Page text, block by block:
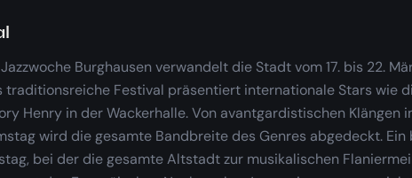
Burghausen verwandelt die Stadt vom 17. bis 22.
traditionsreiche Festival präsentiert internationale Stars wie
Henry in der Wackerhalle. Von avantgardistischen Klängen
wird die gesamte Bandbreite des Genres abgedeckt.
bei der die gesamte Altstadt zur musikalischen